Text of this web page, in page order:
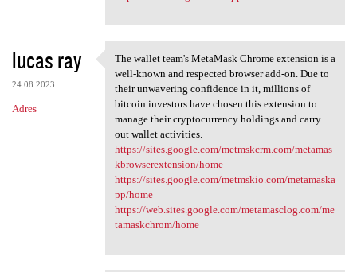
lucas ray
24.08.2023
Adres
The wallet team's MetaMask
The wallet team's MetaMask Chrome extension is a
well-known and respected browser add-on. Due to
their unwavering confidence in it, millions of
bitcoin investors have chosen this extension to
manage their cryptocurrency holdings and carry
out wallet activities.
https://sites.google.com/metmskcrm.com/metamas
kbrowserextension/home
https://sites.google.com/metmskio.com/metamaska
pp/home
https://web.sites.google.com/metamasclog.com/me
tamaskchrom/home